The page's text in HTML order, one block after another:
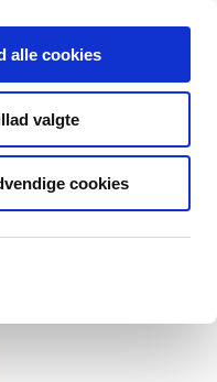
alle cookies
valgte
cookies